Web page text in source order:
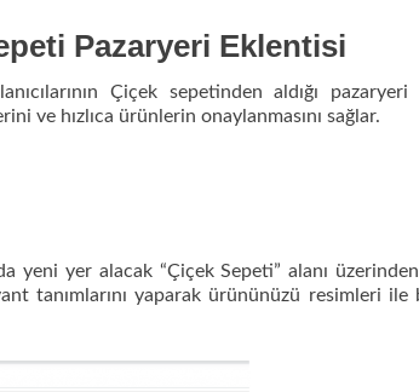
Pazaryeri Eklentisi
Çiçek sepetinden aldığı pazaryeri
ve hızlıca ürünlerin onaylanmasını sağlar.
yeni yer alacak “Çiçek Sepeti” alanı
tanımlarını yaparak ürününüzü resimleri ile